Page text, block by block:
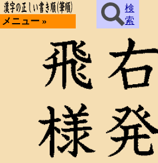
メニュー »
検
索